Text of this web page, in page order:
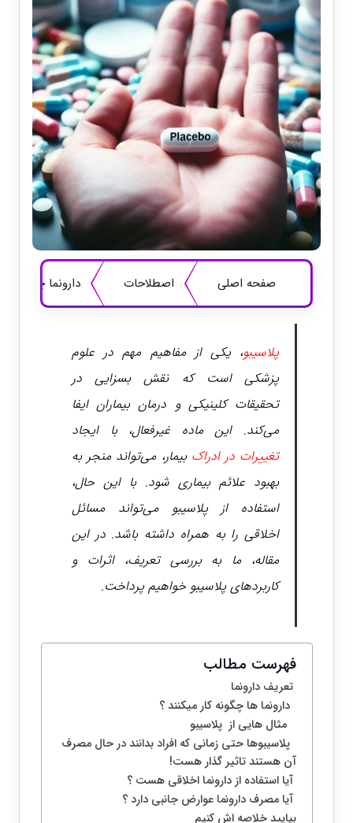
صفحه اصلی اصطلاحات دارونما چست؟
پلاسیبو، یکی از مفاهیم مهم در علوم
پزشکی است که نقش بسزایی در
تحقیقات کلینیکی و درمان بیماران ایفا
می‌کند. این ماده غیرفعال، با ایجاد
تغییرات در ادراک بیمار، می‌تواند منجر به
بهبود علائم بیماری شود. با این حال،
استفاده از پلاسیبو می‌تواند مسائل
اخلاقی را به همراه داشته باشد. در این
مقاله، ما به بررسی تعریف، اثرات و
کاربردهای پلاسیبو خواهیم پرداخت.
فهرست مطالب
تعریف دارونما
دارونما ها چگونه کار میکنند ؟
مثال هایی از پلاسیبو
پلاسیبوها حتی زمانی که افراد بدانند در حال مصرف
آن هستند تاثیر گذار هست!
آیا استفاده از دارونما اخلاقی هست ؟
آیا مصرف دارونما عوارض جانبی دارد ؟
بیایید خلاصه اش کنیم